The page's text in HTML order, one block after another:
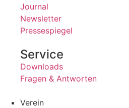
Journal
Newsletter
Pressespiegel
Service
Downloads
Fragen & Antworten
Verein